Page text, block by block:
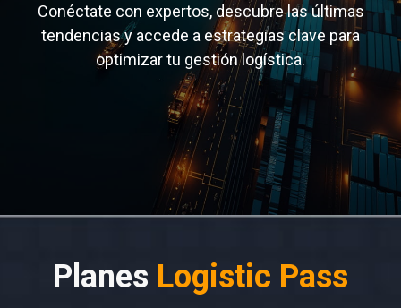
Conéctate con expertos, descubre las últimas
tendencias y accede a estrategias clave para
optimizar tu gestión logística.
Planes Logistic Pass